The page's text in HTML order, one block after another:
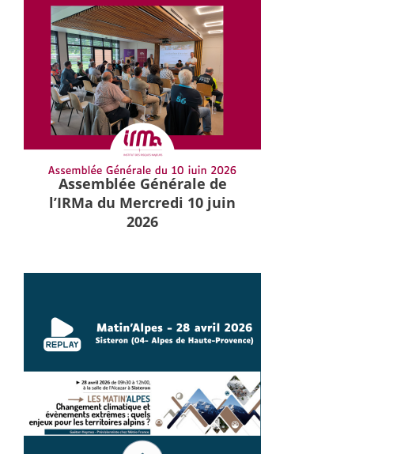
Assemblée Générale de
l’IRMa du Mercredi 10 juin
2026